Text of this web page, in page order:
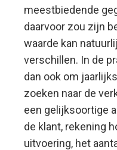
meestbiedende
daarvoor zou zijn
waarde kan
verschillen. In de
dan ook om
zoeken naar de
een gelijksoortige
de klant, rekening
uitvoering, het